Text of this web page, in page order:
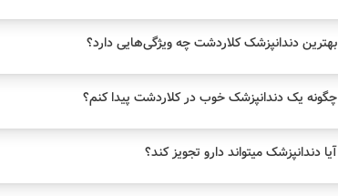
بهترین دندانپزشک کلاردشت چه ویژگی‌هایی دارد؟
چگونه یک دندانپزشک خوب در کلاردشت پیدا کنم؟
آیا دندانپزشک میتواند دارو تجویز کند؟